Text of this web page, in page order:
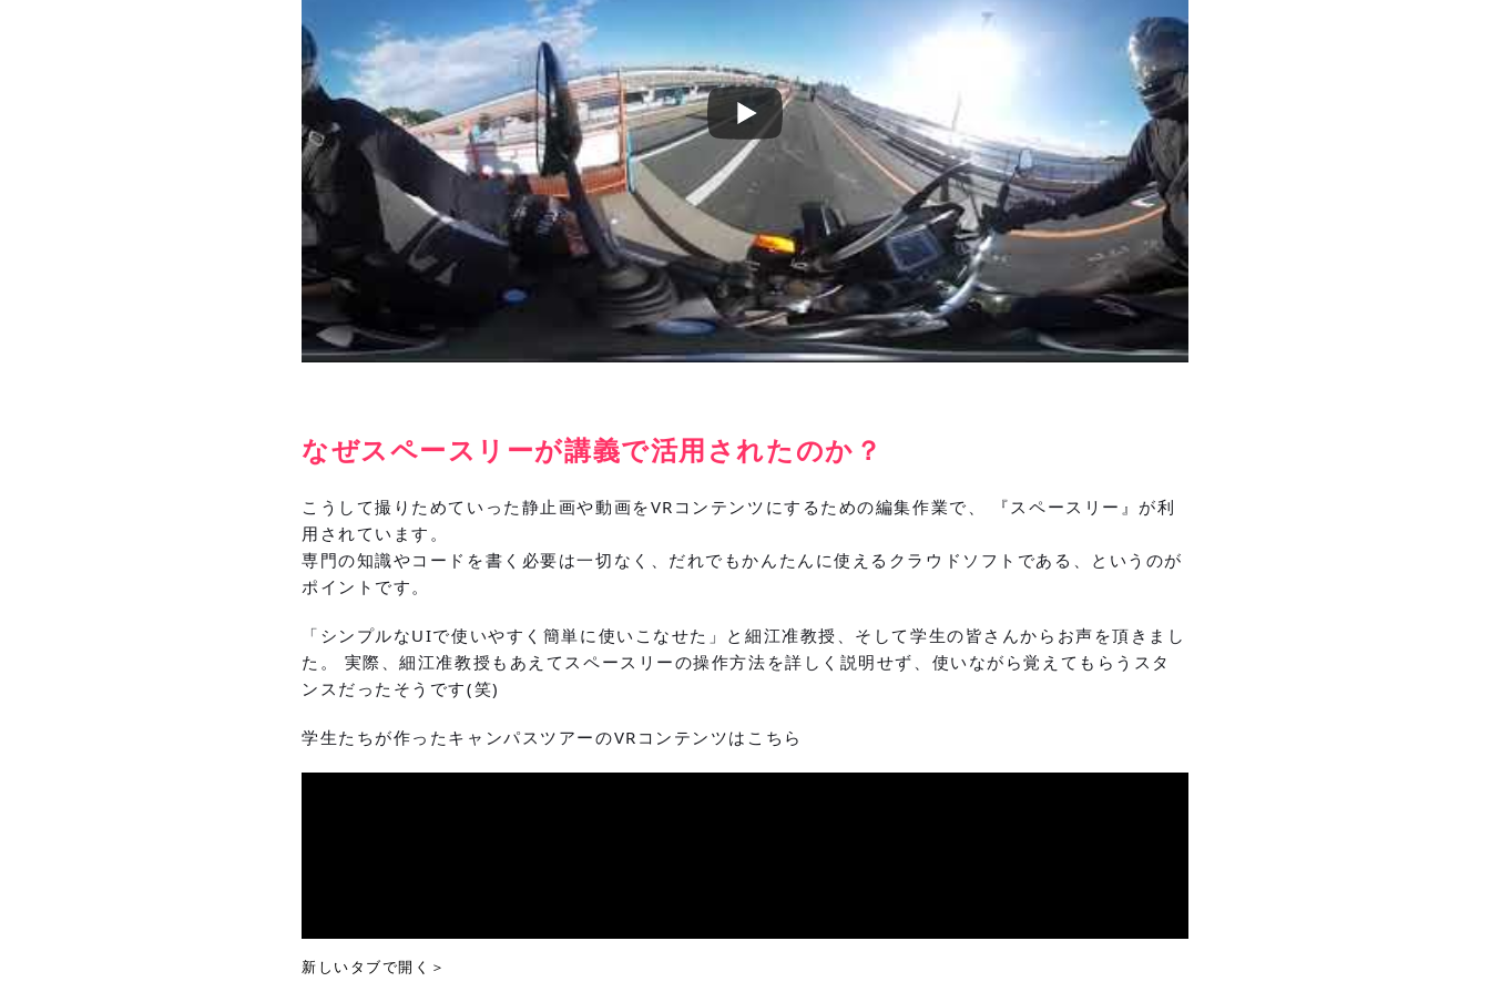
なぜスペースリーが講義で活用されたのか？
こうして撮りためていった静止画や動画をVRコンテンツにするための編集作業で、 『スペースリー』が利
用されています。
専門の知識やコードを書く必要は一切なく、だれでもかんたんに使えるクラウドソフトである、というのが
ポイントです。
「シンプルなUIで使いやすく簡単に使いこなせた」と細江准教授、そして学生の皆さんからお声を頂きまし
た。 実際、細江准教授もあえてスペースリーの操作方法を詳しく説明せず、使いながら覚えてもらうスタ
ンスだったそうです(笑)
学生たちが作ったキャンパスツアーのVRコンテンツはこちら
新しいタブで開く＞